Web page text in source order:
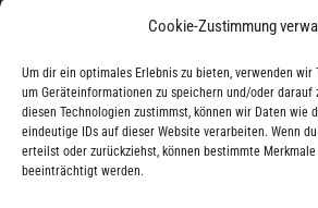
Cookie-Zustimmung
Um dir ein optimales Erlebnis zu bieten, verwenden wir
um Geräteinformationen zu speichern und/oder darauf
diesen Technologien zustimmst, können wir Daten wie
eindeutige IDs auf dieser Website verarbeiten. Wenn
erteilst oder zurückziehst, können bestimmte
beeinträchtigt werden.
» Minecraft-Index.com
» MCTopList.net
» MCList.eu
» Serverlist.games